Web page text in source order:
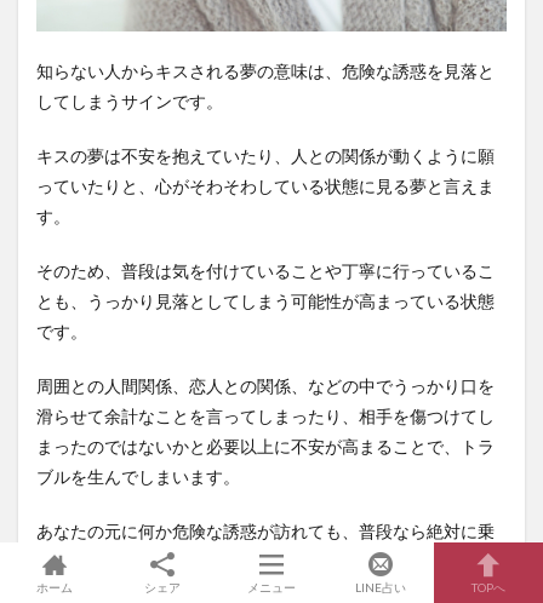
知らない人からキスされる夢の意味は、危険な誘惑を見落と
してしまうサインです。
キスの夢は不安を抱えていたり、人との関係が動くように願
っていたりと、心がそわそわしている状態に見る夢と言えま
す。
そのため、普段は気を付けていることや丁寧に行っているこ
とも、うっかり見落としてしまう可能性が高まっている状態
です。
周囲との人間関係、恋人との関係、などの中でうっかり口を
滑らせて余計なことを言ってしまったり、相手を傷つけてし
まったのではないかと必要以上に不安が高まることで、トラ
ブルを生んでしまいます。
あなたの元に何か危険な誘惑が訪れても、普段なら絶対に乗
ることはない誘いですら危険を察知する感覚が鈍っているの
で、受け入れてしまい思いもよらない窮地に立たされてしま
ホーム シェア メニュー LINE占い TOPへ